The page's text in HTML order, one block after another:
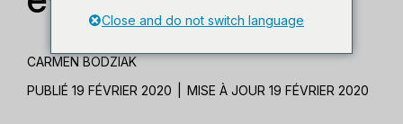
CARMEN BODZIAK
PUBLIÉ 19 FÉVRIER 2020
MISE À JOUR 19 FÉVRIER 2020
Close and do not switch language